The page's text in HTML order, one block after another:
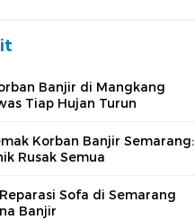
Banjir di Mangkang
Tiap Hujan Turun
Korban Banjir Semarang:
Rusak Semua
Sofa di Semarang
Banjir